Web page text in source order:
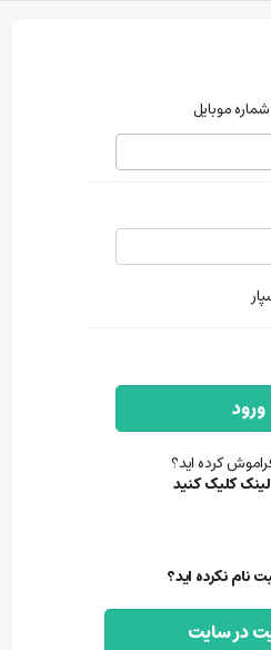
شماره موبایل
ورود
کرده اید؟
کلیک کنید
نام نکرده اید؟
در سایت